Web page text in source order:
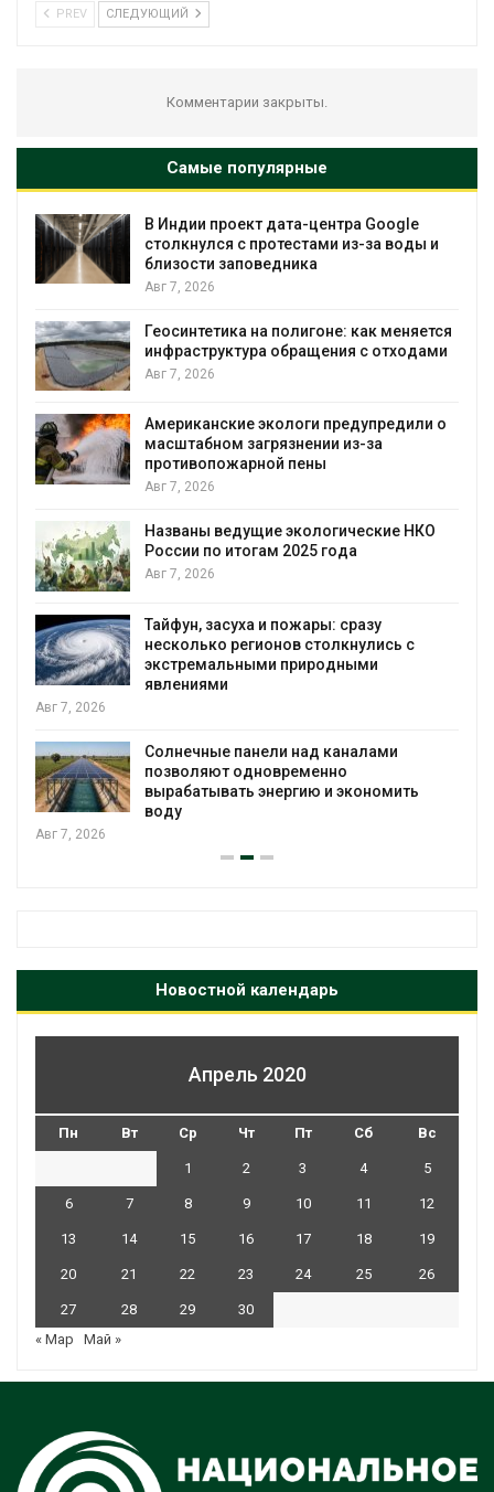
PREV СЛЕДУЮЩИЙ
Комментарии закрыты.
Самые популярные
В Индии проект дата-центра Google
столкнулся с протестами из-за воды и
близости заповедника
Авг 7, 2026
Геосинтетика на полигоне: как меняется
инфраструктура обращения с отходами
Авг 7, 2026
Американские экологи предупредили о
масштабном загрязнении из-за
противопожарной пены
Авг 7, 2026
Названы ведущие экологические НКО
России по итогам 2025 года
Авг 7, 2026
Тайфун, засуха и пожары: сразу
несколько регионов столкнулись с
экстремальными природными
явлениями
Авг 7, 2026
Солнечные панели над каналами
позволяют одновременно
вырабатывать энергию и экономить
воду
Авг 7, 2026
Новостной календарь
Апрель 2020
Пн Вт Ср Чт Пт Сб Вс
1 2 3 4 5
6 7 8 9 10 11 12
13 14 15 16 17 18 19
20 21 22 23 24 25 26
27 28 29
30
« Мар
Май »